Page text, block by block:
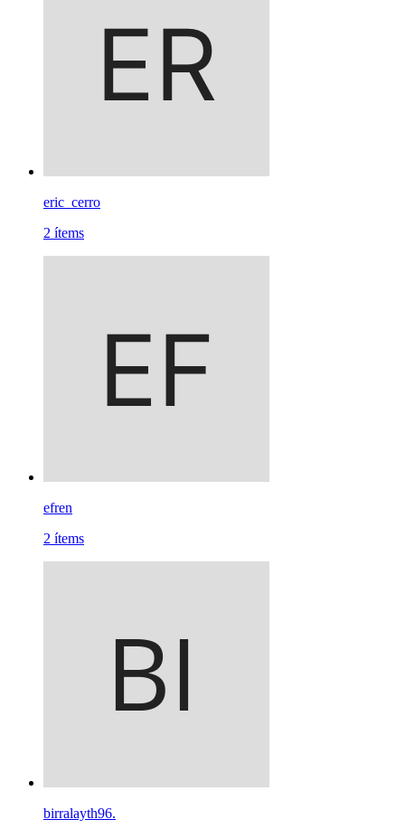
eric_cerro
2 ítems
efren
2 ítems
birralayth96.